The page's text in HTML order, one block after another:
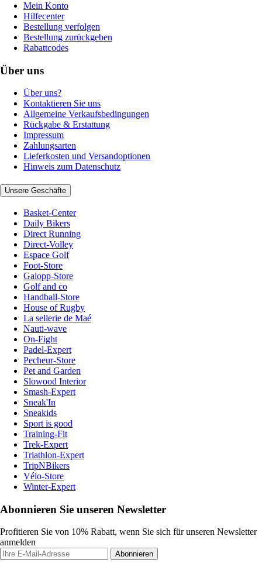
Mein Konto
Hilfecenter
Bestellung verfolgen
Bestellung zurückgeben
Rabattcodes
Über uns
Über uns?
Kontaktieren Sie uns
Allgemeine Verkaufsbedingungen
Rückgabe & Erstattung
Impressum
Zahlungsarten
Lieferkosten und Versandoptionen
Hinweis zum Datenschutz
Unsere Geschäfte
Basket-Center
Daily Bikers
Direct Running
Direct-Volley
Espace Golf
Foot-Store
Galopp-Store
Golf and co
Handball-Store
House of Rugby
La sellerie de Maé
Nauti-wave
On-Fight
Padel-Expert
Pecheur-Store
Pet and Garden
Slowood Interior
Smash-Expert
Sneak'In
Sneakids
Sport is good
Training-Fit
Trek-Expert
Triathlon-Expert
TripNBikers
Vélo-Store
Winter-Expert
Abonnieren Sie unseren Newsletter
Profitieren Sie von 10% Rabatt, wenn Sie sich für unseren Newsletter
anmelden
Abonnieren